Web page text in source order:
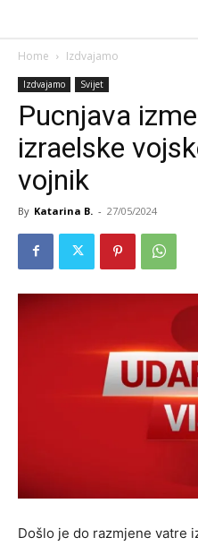
Home Izdvajamo
Izdvajamo Svijet
Pucnjava
izraelske
vojnik
By Katarina B. - 27/05/2024
Došlo je do razmjene vatre